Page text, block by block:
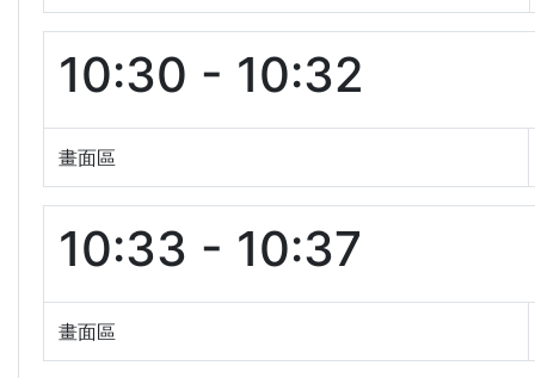
10:30 - 10:32
畫面區
10:33 - 10:37
畫面區